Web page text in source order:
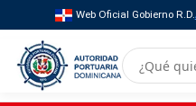
Web Oficial Gobierno R.D.